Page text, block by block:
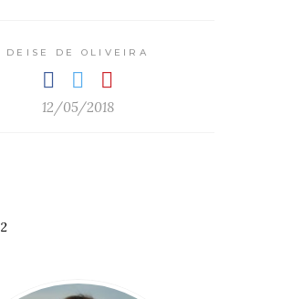
DEISE DE OLIVEIRA
12/05/2018
2